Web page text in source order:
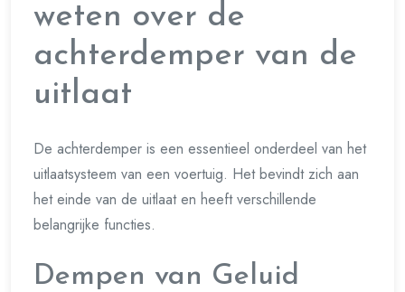
weten over de
achterdemper van de
uitlaat
De achterdemper is een essentieel onderdeel van het
uitlaatsysteem van een voertuig. Het bevindt zich aan
het einde van de uitlaat en heeft verschillende
belangrijke functies.
Dempen van Geluid